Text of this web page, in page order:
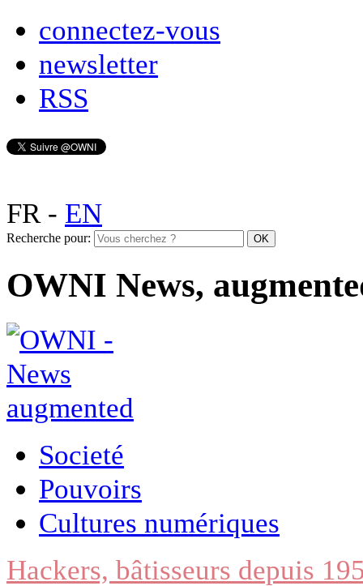
connectez-vous
newsletter
RSS
FR- EN
Recherche pour:
OWNI News,
Societé
Pouvoirs
Cultures numériques
Hackers, bâtisseurs depuis